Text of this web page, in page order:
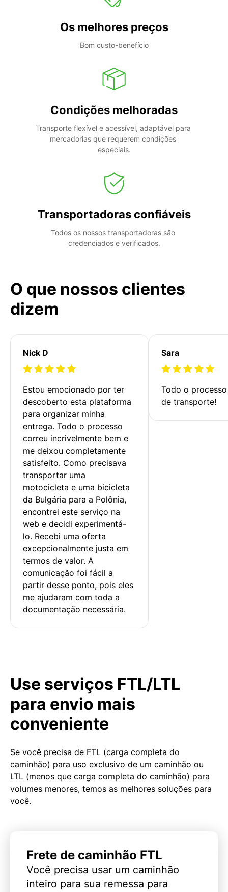
Os melhores preços
Bom custo-benefício
Condições melhoradas
Transporte flexível e acessível, adaptável para
mercadorias que requerem condições
especiais.
Transportadoras confiáveis
Todos os nossos transportadoras são
credenciados e verificados.
O que nossos clientes
dizem
Nick D
Estou emocionado por ter
descoberto esta plataforma
para organizar minha
entrega. Todo o processo
correu incrivelmente bem e
me deixou completamente
satisfeito. Como precisava
transportar uma
motocicleta e uma bicicleta
da Bulgária para a Polônia,
encontrei este serviço na
web e decidi experimentá-
lo. Recebi uma oferta
excepcionalmente justa em
termos de valor. A
comunicação foi fácil a
partir desse ponto, pois eles
me ajudaram com toda a
documentação necessária.
Sara
Todo o
de transporte!
Use serviços FTL/LTL
para envio mais
conveniente
Se você precisa de FTL (carga completa do
caminhão) para uso exclusivo de um caminhão ou
LTL (menos que carga completa do caminhão) para
volumes menores, temos as melhores soluções para
você.
Frete de caminhão FTL
Você precisa usar um caminhão
inteiro para sua remessa para